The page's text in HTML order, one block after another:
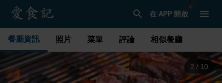
在 APP 開啟
餐廳資訊 照片 菜單 評論 相似餐廳
3 / 10